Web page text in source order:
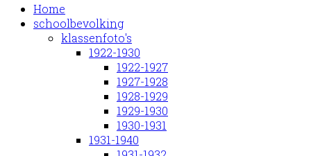
Home
schoolbevolking
klassenfoto's
1922-1930
1922-1927
1927-1928
1928-1929
1929-1930
1930-1931
1931-1940